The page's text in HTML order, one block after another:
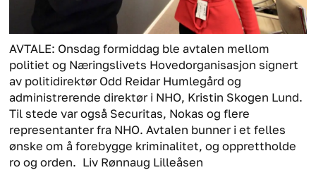
AVTALE: Onsdag formiddag ble avtalen mellom
politiet og Næringslivets Hovedorganisasjon signert
av politidirektør Odd Reidar Humlegård og
administrerende direktør i NHO, Kristin Skogen Lund.
Til stede var også Securitas, Nokas og flere
representanter fra NHO. Avtalen bunner i et felles
ønske om å forebygge kriminalitet, og opprettholde
ro og orden. Liv Rønnaug Lilleåsen